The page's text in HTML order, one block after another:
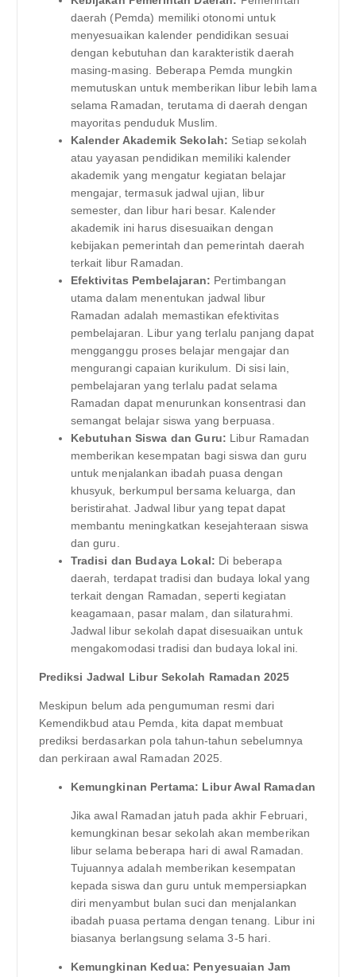
daerah (Pemda) memiliki otonomi untuk
menyesuaikan kalender pendidikan sesuai
dengan kebutuhan dan karakteristik daerah
masing-masing. Beberapa Pemda mungkin
memutuskan untuk memberikan libur lebih lama
selama Ramadan, terutama di daerah dengan
mayoritas penduduk Muslim.
Kalender Akademik Sekolah: Setiap sekolah
atau yayasan pendidikan memiliki kalender
akademik yang mengatur kegiatan belajar
mengajar, termasuk jadwal ujian, libur
semester, dan libur hari besar. Kalender
akademik ini harus disesuaikan dengan
kebijakan pemerintah dan pemerintah daerah
terkait libur Ramadan.
Efektivitas Pembelajaran: Pertimbangan
utama dalam menentukan jadwal libur
Ramadan adalah memastikan efektivitas
pembelajaran. Libur yang terlalu panjang dapat
mengganggu proses belajar mengajar dan
mengurangi capaian kurikulum. Di sisi lain,
pembelajaran yang terlalu padat selama
Ramadan dapat menurunkan konsentrasi dan
semangat belajar siswa yang berpuasa.
Kebutuhan Siswa dan Guru: Libur Ramadan
memberikan kesempatan bagi siswa dan guru
untuk menjalankan ibadah puasa dengan
khusyuk, berkumpul bersama keluarga, dan
beristirahat. Jadwal libur yang tepat dapat
membantu meningkatkan kesejahteraan siswa
dan guru.
Tradisi dan Budaya Lokal: Di beberapa
daerah, terdapat tradisi dan budaya lokal yang
terkait dengan Ramadan, seperti kegiatan
keagamaan, pasar malam, dan silaturahmi.
Jadwal libur sekolah dapat disesuaikan untuk
mengakomodasi tradisi dan budaya lokal ini.
Prediksi Jadwal Libur Sekolah Ramadan 2025
Meskipun belum ada pengumuman resmi dari
Kemendikbud atau Pemda, kita dapat membuat
prediksi berdasarkan pola tahun-tahun sebelumnya
dan perkiraan awal Ramadan 2025.
Kemungkinan Pertama: Libur Awal Ramadan
Jika awal Ramadan jatuh pada akhir Februari,
kemungkinan besar sekolah akan memberikan
libur selama beberapa hari di awal Ramadan.
Tujuannya adalah memberikan kesempatan
kepada siswa dan guru untuk mempersiapkan
diri menyambut bulan suci dan menjalankan
ibadah puasa pertama dengan tenang. Libur ini
biasanya berlangsung selama 3-5 hari.
Kemungkinan Kedua: Penyesuaian Jam